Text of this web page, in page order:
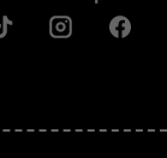
Facebook